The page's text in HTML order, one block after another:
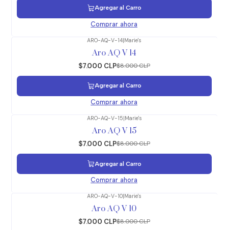
Agregar al Carro
Comprar ahora
ARO-AQ-V-14|Marie's
Aro AQ V 14
$7.000 CLP$8.000 CLP
Agregar al Carro
Comprar ahora
ARO-AQ-V-15|Marie's
Aro AQ V 15
$7.000 CLP$8.000 CLP
Agregar al Carro
Comprar ahora
ARO-AQ-V-10 Marie's
Aro AQ V 10
$7.000 CLP$8.000 CLP